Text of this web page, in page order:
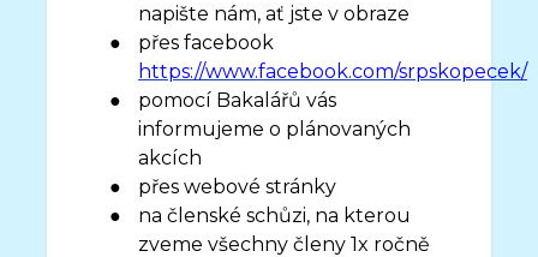
napište nám, ať jste v obraze
●
přes facebook
https://www.facebook.com/srpskopecek/
●
pomocí Bakalářů vás
informujeme o plánovaných
akcích
●
přes webové stránky
●
na členské schůzi, na kterou
zveme všechny členy 1x ročně